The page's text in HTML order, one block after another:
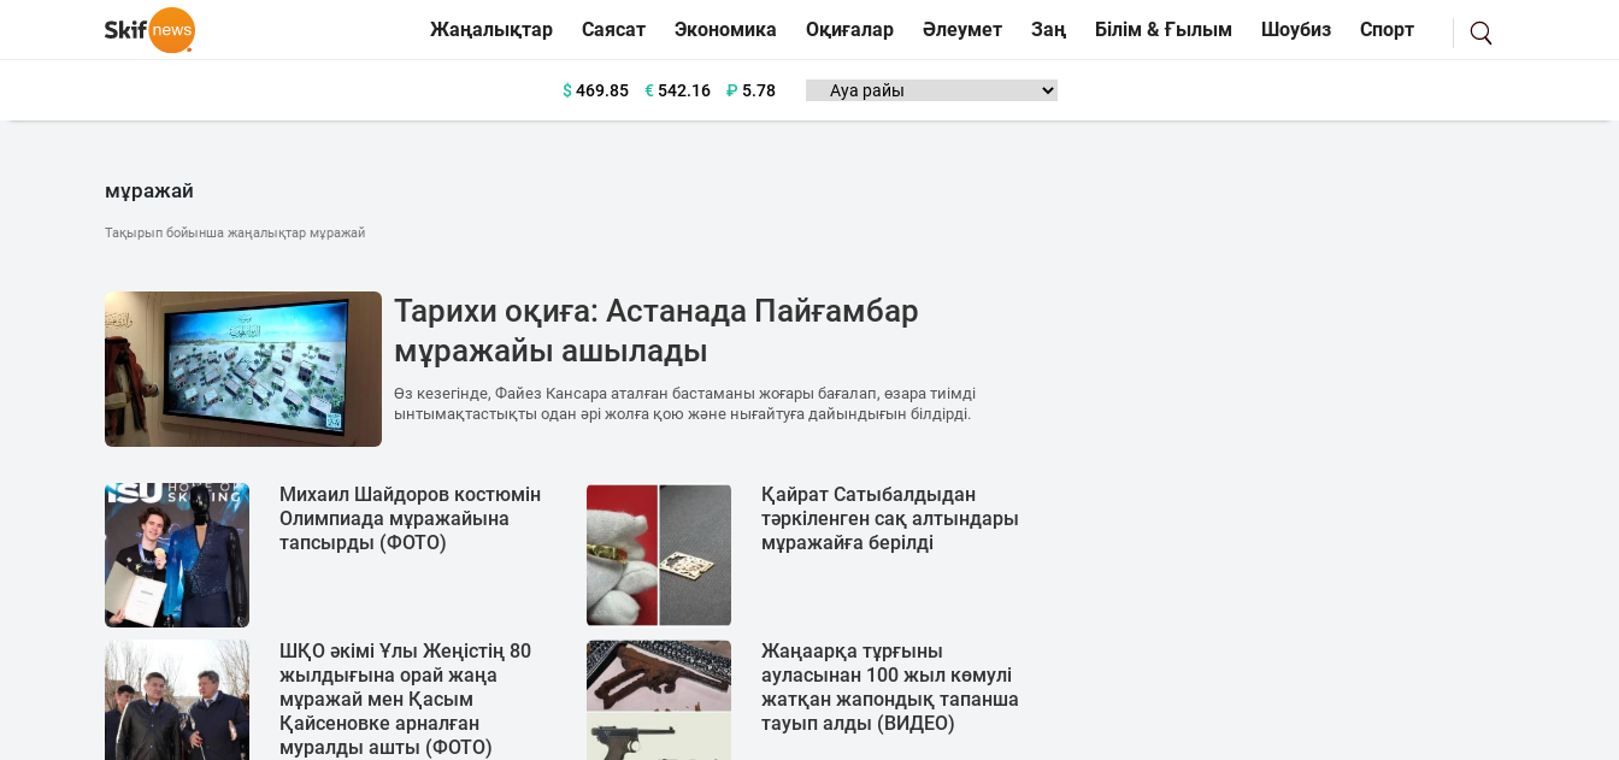
Жаңалықтар Саясат Экономика Оқиғалар Әлеумет Заң Білім & Ғылым Шоубиз Спорт
$469.85 €542.16 ₽ 5.78
мұражай
Тақырып бойынша жаңалықтар мұражай
Тарихи оқиға: Астанада Пайғамбар
мұражайы ашылады
Өз кезегінде, Файез Кансара аталған бастаманы жоғары бағалап, өзара тиімді
ынтымақтастықты одан әрі жолға қою және нығайтуға дайындығын білдірді.
Михаил Шайдоров костюмін
Олимпиада мұражайына
тапсырды (ФОТО)
Қайрат Сатыбалдыдан
тәркіленген сақ алтындары
мұражайға берілді
ШҚО әкімі Ұлы Жеңістің 80
жылдығына орай жаңа
мұражай мен Қасым
Қайсеновке арналған
муралды ашты (ФОТО)
Жаңаарқа тұрғыны
ауласынан 100 жыл көмулі
жатқан жапондық тапанша
тауып алды (ВИДЕО)